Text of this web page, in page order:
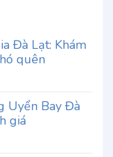
Đà Lạt: Khám
quên
Uyển Bay Đà
giá